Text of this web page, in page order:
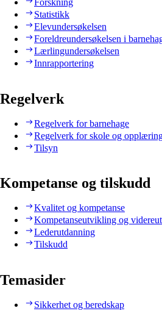
Statistikk
Elevundersøkelsen
Foreldreundersøkelsen i
Lærlingundersøkelsen
Innrapportering
Regelverk
Regelverk for barnehage
Regelverk for skole og
Tilsyn
Kompetanse og tilskudd
Kvalitet og kompetanse
Kompetanseutvikling og
Lederutdanning
Tilskudd
Temasider
Sikkerhet og beredskap